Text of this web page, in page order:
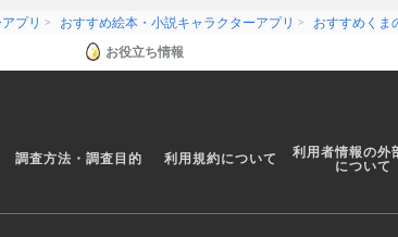
プリ おすすめ絵本・小説キャラクターアプリ おすすめくま
お役立ち情報
調査方法・調査目的 利用規約について 利用者情報の外
について